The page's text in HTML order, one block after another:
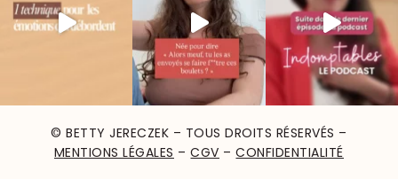
© BETTY JERECZEK – TOUS DROITS RÉSERVÉS –
MENTIONS LÉGALES –CGV –CONFIDENTIALITÉ